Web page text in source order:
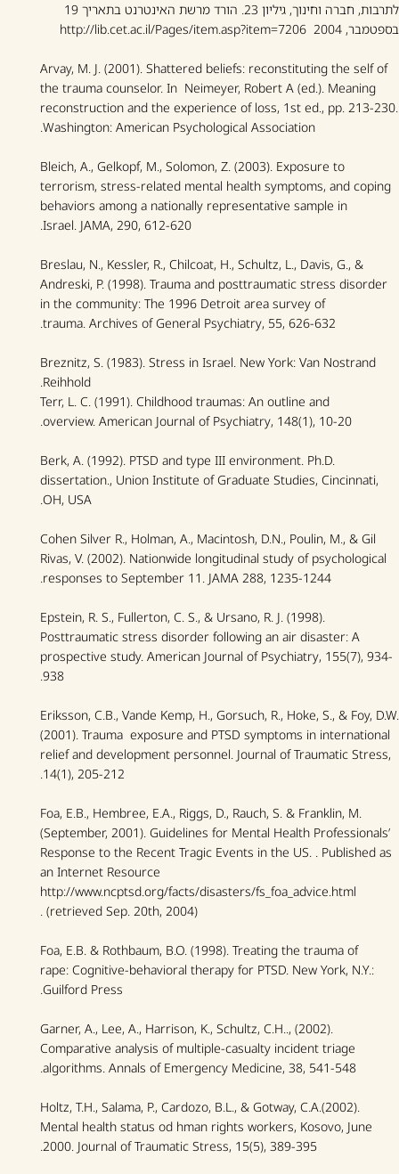
לתרבות, חברה וחינוך
, גיליון 23. הורד מרשת האינטרנט בתאריך 19
בספטמבר, 2004
http://lib.cet.ac.il/Pages/item.asp?item=7206
Arvay, M. J. (2001). Shattered beliefs: reconstituting the self of
the trauma counselor. In Neimeyer, Robert A (ed.). Meaning
reconstruction and the experience of loss, 1st ed., pp. 213-230.
Washington: American Psychological Association.
Bleich, A., Gelkopf, M., Solomon, Z. (2003). Exposure to
terrorism, stress-related mental health symptoms, and coping
behaviors among a nationally representative sample in
Israel. JAMA, 290, 612-620.
Breslau, N., Kessler, R., Chilcoat, H., Schultz, L., Davis, G., &
Andreski, P. (1998). Trauma and posttraumatic stress disorder
in the community: The 1996 Detroit area survey of
trauma. Archives of General Psychiatry, 55, 626-632.
Breznitz, S. (1983). Stress in Israel. New York: Van Nostrand
Reihhold.
Terr, L. C. (1991). Childhood traumas: An outline and
overview. American Journal of Psychiatry, 148(1), 10-20.
Berk, A. (1992). PTSD and type III environment. Ph.D.
dissertation., Union Institute of Graduate Studies, Cincinnati,
OH, USA.
Cohen Silver R., Holman, A., Macintosh, D.N., Poulin, M., & Gil
Rivas, V. (2002). Nationwide longitudinal study of psychological
responses to September 11. JAMA 288, 1235-1244.
Epstein, R. S., Fullerton, C. S., & Ursano, R. J. (1998).
Posttraumatic stress disorder following an air disaster: A
prospective study. American Journal of Psychiatry, 155(7), 934-
938.
Eriksson, C.B., Vande Kemp, H., Gorsuch, R., Hoke, S., & Foy, D.W.
(2001). Trauma exposure and PTSD symptoms in international
relief and development personnel. Journal of Traumatic Stress,
14(1), 205-212.
Foa, E.B., Hembree, E.A., Riggs, D., Rauch, S. & Franklin, M.
(September, 2001). Guidelines for Mental Health Professionals’
Response to the Recent Tragic Events in the US. . Published as
an Internet Resource
http://www.ncptsd.org/facts/disasters/fs_foa_advice.html
(retrieved Sep. 20th, 2004).
Foa, E.B. & Rothbaum, B.O. (1998). Treating the trauma of
rape: Cognitive-behavioral therapy for PTSD.New York, N.Y.:
Guilford Press.
Garner, A., Lee, A., Harrison, K., Schultz, C.H.., (2002).
Comparative analysis of multiple-casualty incident triage
algorithms. Annals of Emergency Medicine, 38, 541-548.
Holtz, T.H., Salama, P., Cardozo, B.L., & Gotway, C.A.(2002).
Mental health status od hman rights workers, Kosovo, June
2000. Journal of Traumatic Stress, 15(5), 389-395.